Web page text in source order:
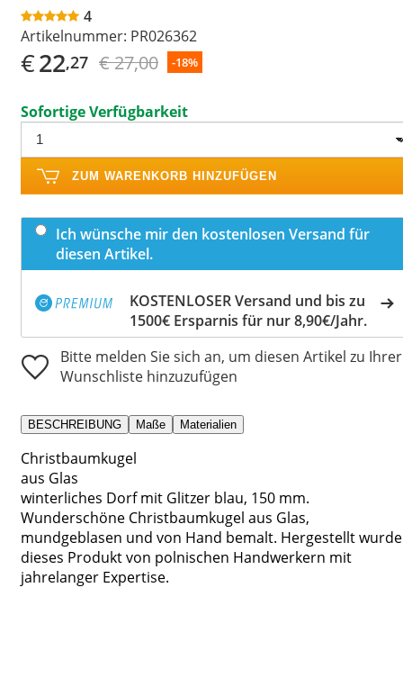
4
Artikelnummer: PR026362
€22,27 € 27,00 -18%
Sofortige Verfügbarkeit
ZUM WARENKORB HINZUFÜGEN
Ich wünsche mir den kostenlosen Versand für
diesen Artikel.
KOSTENLOSER Versand und bis zu
1500€ Ersparnis für nur 8,90€/Jahr.
Bitte melden Sie sich an, um diesen Artikel zu Ihrer
Wunschliste hinzuzufügen
BESCHREIBUNG Maße Materialien
Christbaumkugel
aus Glas
winterliches Dorf mit Glitzer blau, 150 mm.
Wunderschöne Christbaumkugel aus Glas,
mundgeblasen und von Hand bemalt. Hergestellt wurde
dieses Produkt von polnischen Handwerkern mit
jahrelanger Expertise.